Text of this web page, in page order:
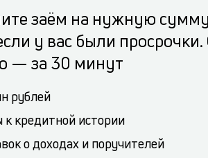
заём на нужную
у вас были
— за 30 минут
рублей
кредитной истории
о доходах и поручителей